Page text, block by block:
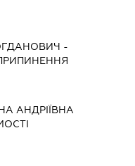
-
АНДРІЇВНА